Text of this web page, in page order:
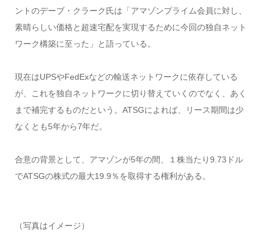
ントのデーブ・クラーク氏は「アマゾンプライム会員に対し、
素晴らしい価格と超速宅配を実現するために今回の独自ネット
ワーク構築に至った」と語っている。
現在はUPSやFedExなどの輸送ネットワークに依存している
が、これを独自ネットワークに切り替えていくのでなく、あく
まで補完するものだという。ATSGによれば、リース期間は少
なくとも5年から7年だ。
合意の背景として、アマゾンが5年の間、１株当たり9.73ドル
でATSGの株式の最大19.9％を取得する権利がある。
（写真はイメージ）